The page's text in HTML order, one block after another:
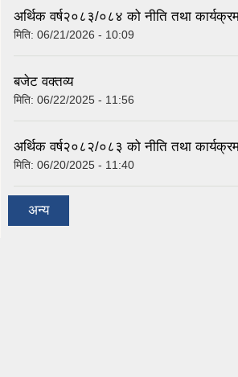
अर्थिक वर्ष२०८३/०८४ को नीति तथा
मिति: 06/21/2026 - 10:09
बजेट वक्तव्य
मिति: 06/22/2025 - 11:56
अर्थिक वर्ष२०८२/०८३ को नीति तथा
मिति: 06/20/2025 - 11:40
अन्य